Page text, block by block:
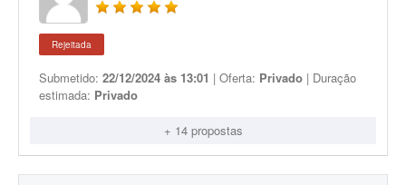
Rejeitada
Submetido: 22/12/2024 às 13:01 | Oferta: Privado | Duração
estimada: Privado
+ 14 propostas